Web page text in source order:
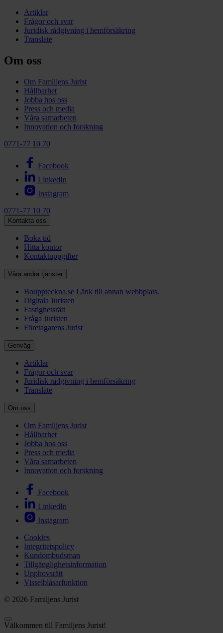
Artiklar
Frågor och svar
Juridisk rådgivning i hemförsäkring
Translate
Om oss
Om Familjens Jurist
Hållbarhet
Jobba hos oss
Press och media
Våra samarbeten
Innovation och forskning
0771-77 10 70
Facebook
LinkedIn
Instagram
0771-77 10 70
Kontakta oss
Boka tid
Hitta kontor
Kontaktuppgifter
Våra andra tjänster
Bouppteckna.se Länk till annan webbplats.
Digitala Juristen
Fastighetsrätt
Fråga Juristen
Företagarens Jurist
Genväg
Artiklar
Frågor och svar
Juridisk rådgivning i hemförsäkring
Translate
Om oss
Om Familjens Jurist
Hållbarhet
Jobba hos oss
Press och media
Våra samarbeten
Innovation och forskning
Facebook
LinkedIn
Instagram
Cookies
Integritetspolicy
Kundombudsman
Tillgänglighetsinformation
Upphovsrätt
Visselblåsarfunktion
© 2026 Familjens Jurist
Välkommen till Familjens Jurist!